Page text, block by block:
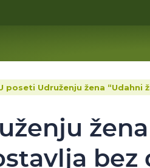
poseti Udruženju žena
bez